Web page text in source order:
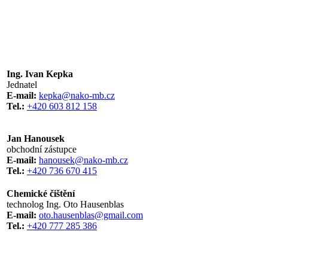
Ing. Ivan Kepka
Jednatel
E-mail: kepka@nako-mb.cz
Tel.: +420 603 812 158
Jan Hanousek
obchodní zástupce
E-mail: hanousek@nako-mb.cz
Tel.: +420 736 670 415
Chemické čištění
technolog Ing. Oto Hausenblas
E-mail: oto.hausenblas@gmail.com
Tel.: +420 777 285 386